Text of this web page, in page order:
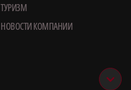
ТУРИЗМ
НОВОСТИ КОМПАНИИ